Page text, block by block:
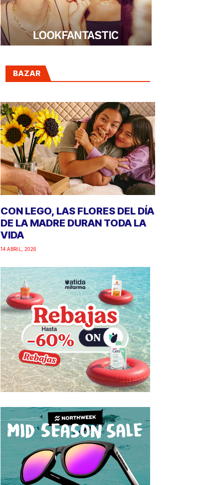
BAZAR
CON LEGO, LAS FLORES DEL DÍA
DE LA MADRE DURAN TODA LA
VIDA
14 ABRIL, 2026